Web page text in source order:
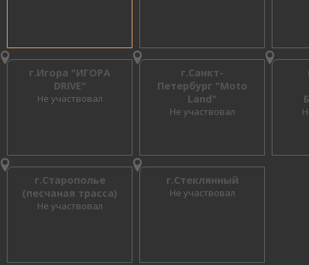
г.Игора "ИГОРА
DRIVE"
Не участвовал
г.Санкт-
Петербург "Moto
Land"
Не участвовал
г.Старополье
(песчаная трасса)
Не участвовал
г.Стеклянный
Не участвовал